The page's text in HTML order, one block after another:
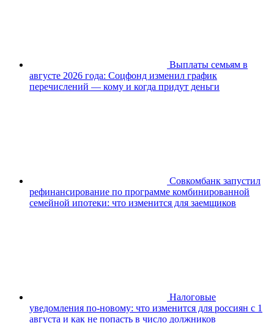
Выплаты семьям в
августе 2026 года: Соцфонд изменил график
перечислений — кому и когда придут деньги
Совкомбанк запустил
рефинансирование по программе комбинированной
семейной ипотеки: что изменится для заемщиков
Налоговые
уведомления по-новому: что изменится для россиян с 1
августа и как не попасть в число должников